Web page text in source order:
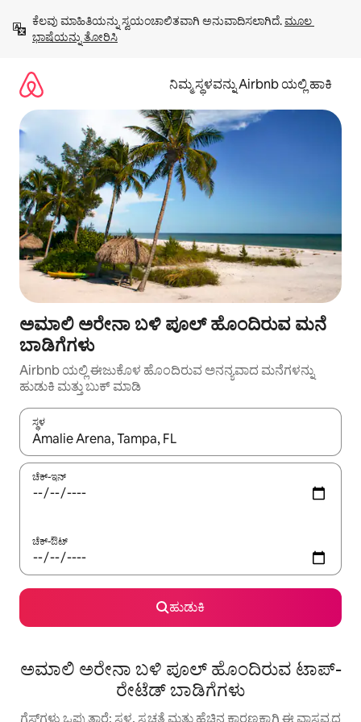
ಹೋಗಿ
ಕೆಲವು ಮಾಹಿತಿಯನ್ನು ಸ್ವಯಂಚಾಲಿತವಾಗಿ ಅನುವಾದಿಸಲಾಗಿದೆ. ಮೂಲ
ಭಾಷೆಯನ್ನು ತೋರಿಸಿ
ನಿಮ್ಮ ಸ್ಥಳವನ್ನು Airbnb ಯಲ್ಲಿ ಹಾಕಿ
ಅಮಾಲಿ ಅರೇನಾ ಬಳಿ ಪೂಲ್ ಹೊಂದಿರುವ ಮನೆ
ಬಾಡಿಗೆಗಳು
Airbnb ಯಲ್ಲಿ ಈಜುಕೊಳ ಹೊಂದಿರುವ ಅನನ್ಯವಾದ ಮನೆಗಳನ್ನು
ಹುಡುಕಿ ಮತ್ತು ಬುಕ್ ಮಾಡಿ
ಸ್ಥಳ
ಫಲಿತಾಂಶಗಳು ಲಭ್ಯವಿರುವಾಗ, ಅಪ್ ಮತ್ತು ಡೌನ್ ಬಾಣದ ಕೀಲಿಗಳೊಂದಿಗೆ
ಚೆಕ್-ಇನ್
ಚೆಕ್-ಔಟ್
ಹುಡುಕಿ
ಅಮಾಲಿ ಅರೇನಾ ಬಳಿ ಪೂಲ್ ಹೊಂದಿರುವ ಟಾಪ್-
ರೇಟೆಡ್ ಬಾಡಿಗೆಗಳು
ಗೆಸ್ಟ್‌ಗಳು ಒಪ್ಪುತ್ತಾರೆ: ಸ್ಥಳ, ಸ್ವಚ್ಛತೆ ಮತ್ತು ಹೆಚ್ಚಿನ ಕಾರಣಕ್ಕಾಗಿ ಈ ವಾಸ್ತವ್ಯದ